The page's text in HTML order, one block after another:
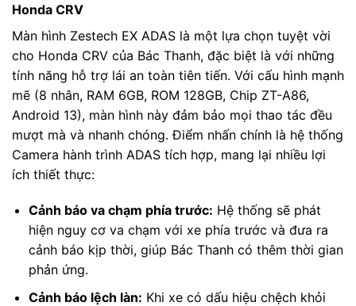
Honda CRV
Màn hình Zestech EX ADAS là một lựa chọn tuyệt vời
cho Honda CRV của Bác Thanh, đặc biệt là với những
tính năng hỗ trợ lái an toàn tiên tiến. Với cấu hình mạnh
mẽ (8 nhân, RAM 6GB, ROM 128GB, Chip ZT-A86,
Android 13), màn hình này đảm bảo mọi thao tác đều
mượt mà và nhanh chóng. Điểm nhấn chính là hệ thống
Camera hành trình ADAS tích hợp, mang lại nhiều lợi
ích thiết thực:
Cảnh báo va chạm phía trước: Hệ thống sẽ phát
hiện nguy cơ va chạm với xe phía trước và đưa ra
cảnh báo kịp thời, giúp Bác Thanh có thêm thời gian
phản ứng.
Cảnh báo lệch làn: Khi xe có dấu hiệu chệch khỏi